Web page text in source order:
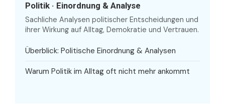
Politik · Einordnung & Analyse
Sachliche Analysen politischer Entscheidungen und
ihrer Wirkung auf Alltag, Demokratie und Vertrauen.
Überblick: Politische Einordnung & Analysen
Warum Politik im Alltag oft nicht mehr ankommt